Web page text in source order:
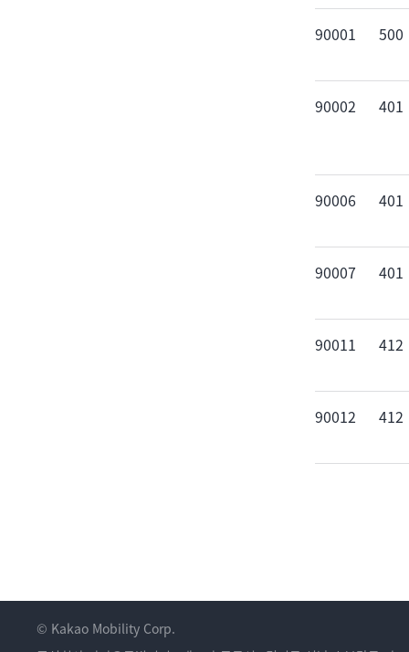
90001 500
90002 401
90006 401
90007 401
90011 412
90012 412
© Kakao Mobility Corp.